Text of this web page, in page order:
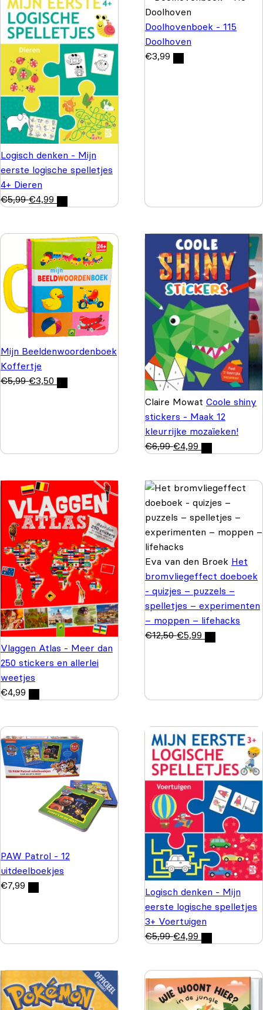
Logisch denken - Mijn
eerste logische spelletjes
4+ Dieren
€5,99 €4,99
Doolhovenboek - 115
Doolhoven
€3,99
Mijn Beeldenwoordenboek
Koffertje
€5,99 €3,50
Claire Mowat Coole shiny
stickers - Maak 12
kleurrijke mozaïeken!
€6,99 €4,99
Vlaggen Atlas - Meer dan
250 stickers en allerlei
weetjes
€4,99
Eva van den Broek Het
bromvliegeffect doeboek
- quizjes – puzzels –
spelletjes – experimenten
– moppen – lifehacks
€12,50 €5,99
PAW Patrol - 12
uitdeelboekjes
€7,99
Logisch denken - Mijn
eerste logische spelletjes
3+ Voertuigen
€5,99 €4,99